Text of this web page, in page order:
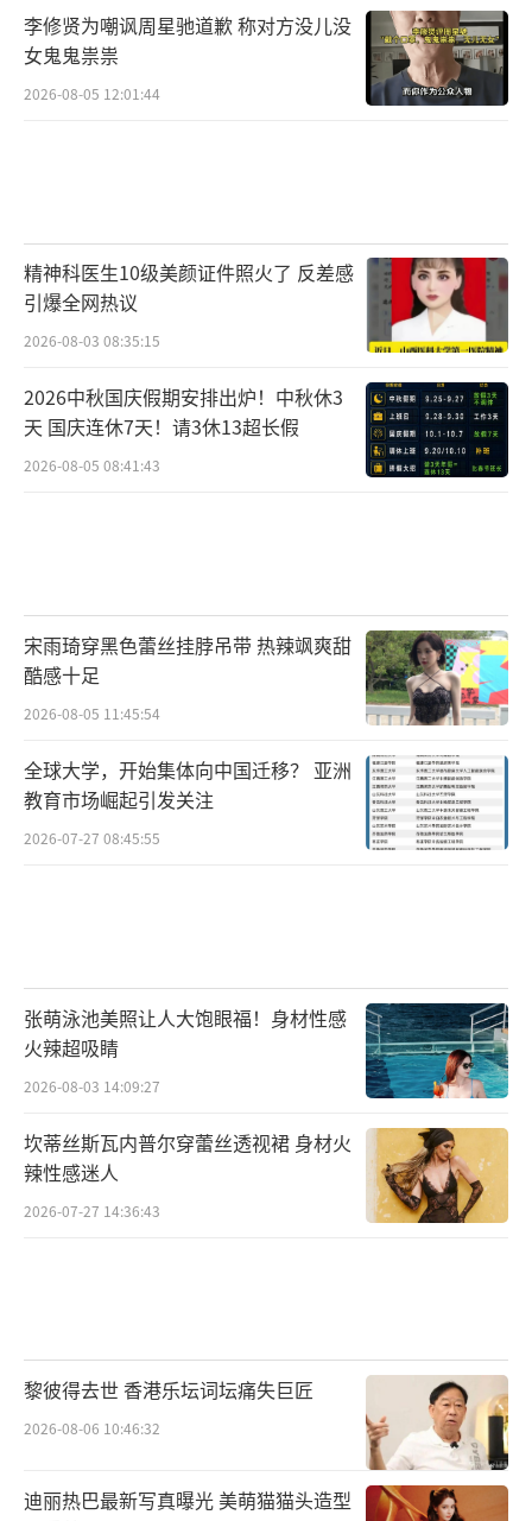
李修贤为嘲讽周星驰道歉 称对方没儿没
女鬼鬼祟祟
2026-08-05 12:01:44
精神科医生10级美颜证件照火了 反差感
引爆全网热议
2026-08-03 08:35:15
2026中秋国庆假期安排出炉！中秋休3
天 国庆连休7天！请3休13超长假
2026-08-05 08:41:43
宋雨琦穿黑色蕾丝挂脖吊带 热辣飒爽甜
酷感十足
2026-08-05 11:45:54
全球大学，开始集体向中国迁移？ 亚洲
教育市场崛起引发关注
2026-07-27 08:45:55
张萌泳池美照让人大饱眼福！身材性感
火辣超吸睛
2026-08-03 14:09:27
坎蒂丝斯瓦内普尔穿蕾丝透视裙 身材火
辣性感迷人
2026-07-27 14:36:43
黎彼得去世 香港乐坛词坛痛失巨匠
2026-08-06 10:46:32
迪丽热巴最新写真曝光 美萌猫猫头造型